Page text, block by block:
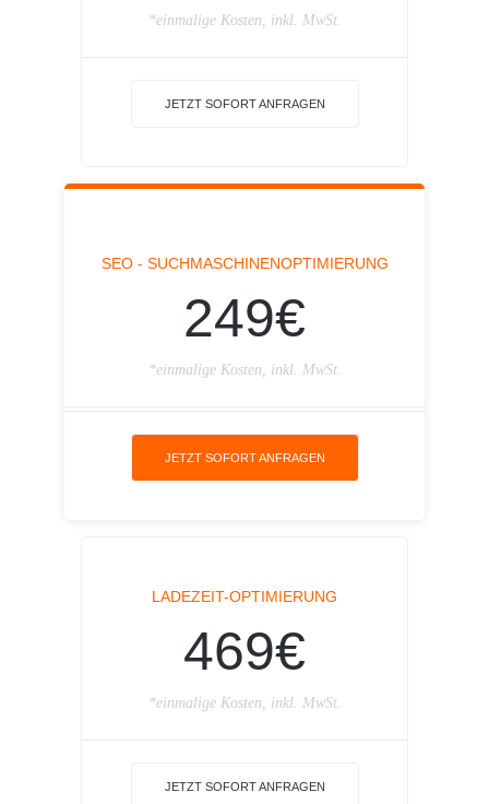
*einmalige Kosten, inkl. MwSt.
JETZT SOFORT ANFRAGEN
SEO - SUCHMASCHINENOPTIMIERUNG
249€
*einmalige Kosten, inkl. MwSt.
JETZT SOFORT ANFRAGEN
LADEZEIT-OPTIMIERUNG
469€
*einmalige Kosten, inkl. MwSt.
JETZT SOFORT ANFRAGEN